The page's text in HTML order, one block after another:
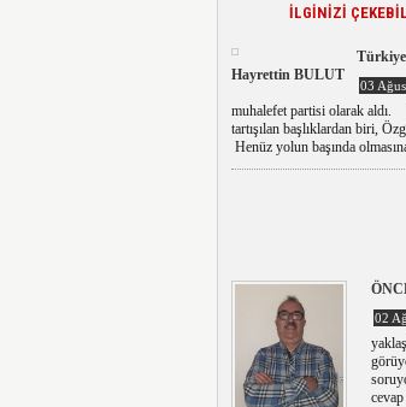
İLGİNİZİ
Hayrettin BULUT
03
muhalefet partisi olarak
tartışılan başlıklardan biri,
Henüz yolun başında
02